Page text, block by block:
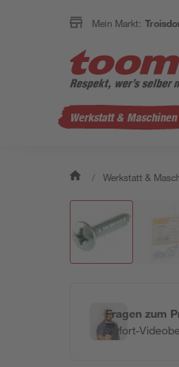
Mein Markt:
Werkstatt & Maschinen
/ Werkstatt &
Fragen zum
Sofort-